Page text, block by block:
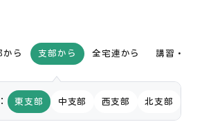
から 支部から 全宅連から 講習・研
東支部 中支部 西支部 北支部